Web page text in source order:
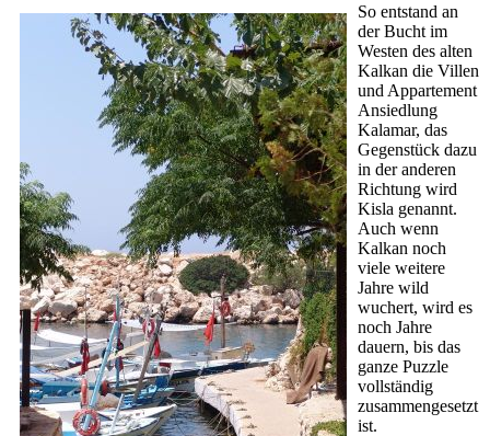
So entstand an
der Bucht im
Westen des alten
Kalkan die Villen
und Appartement
Ansiedlung
Kalamar, das
Gegenstück dazu
in der anderen
Richtung wird
Kisla genannt.
Auch wenn
Kalkan noch
viele weitere
Jahre wild
wuchert, wird es
noch Jahre
dauern, bis das
ganze Puzzle
vollständig
zusammengesetzt
ist.